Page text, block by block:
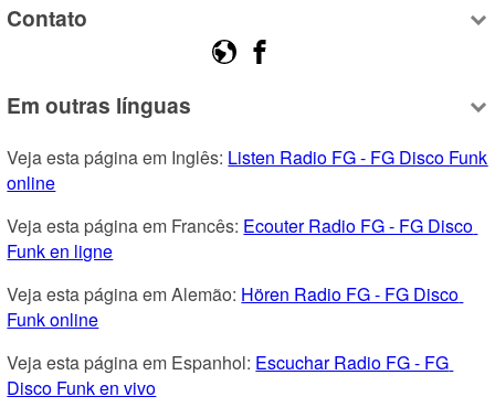
Contato
Em outras línguas
Veja esta página em Inglês: Listen Radio FG - FG Disco Funk
online
Veja esta página em Francês: Ecouter Radio FG - FG Disco
Funk en ligne
Veja esta página em Alemão: Hören Radio FG - FG Disco
Funk online
Veja esta página em Espanhol: Escuchar Radio FG - FG
Disco Funk en vivo